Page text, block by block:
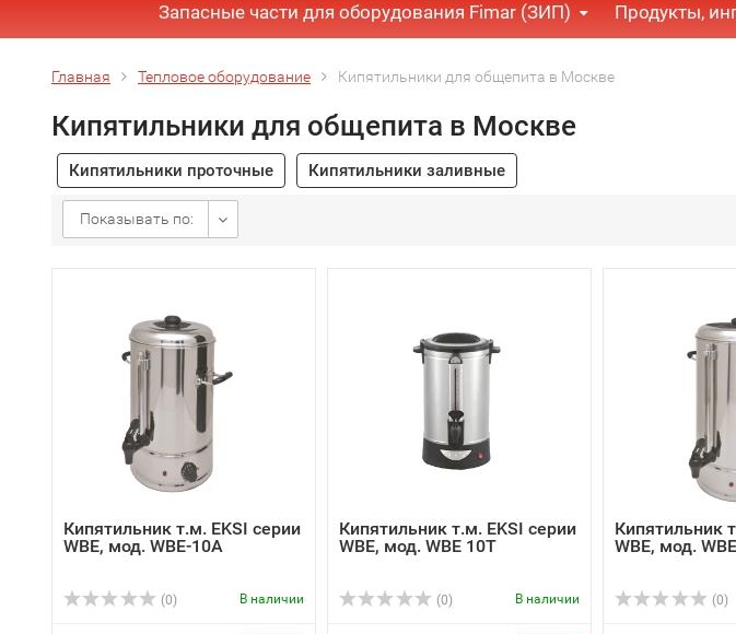
Запасные части для оборудования Fimar (ЗИП) Продукты,
Главная Тепловое оборудование Кипятильники для общепита в Москве
Кипятильники для общепита в Москве
Кипятильники проточные Кипятильники заливные
Показывать по:
Кипятильник т.м. EKSI серии
WBE, мод. WBE-10A
(0) В наличии
Кипятильник т.м. EKSI серии
WBE, мод. WBE 10T
(0) В наличии
Кипятильник
WBE, мод.
(0)